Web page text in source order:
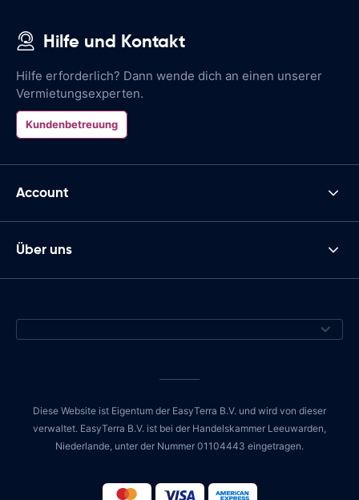
Hilfe und Kontakt
Hilfe erforderlich? Dann wende dich an einen unserer
Vermietungsexperten.
Kundenbetreuung
Account
Über uns
Diese Website ist Eigentum der EasyTerra B.V. und wird von dieser
verwaltet. EasyTerra B.V. ist bei der Handelskammer Leeuwarden,
Niederlande, unter der Nummer 01104443 eingetragen.